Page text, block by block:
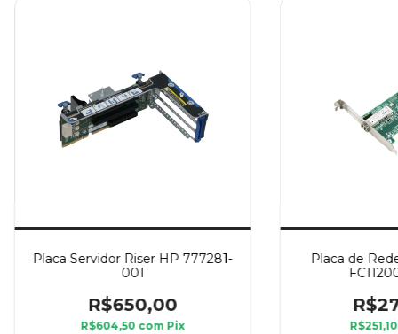
Placa Servidor Riser HP 777281-
001
R$650,00
R$604,50 com Pix
Placa de